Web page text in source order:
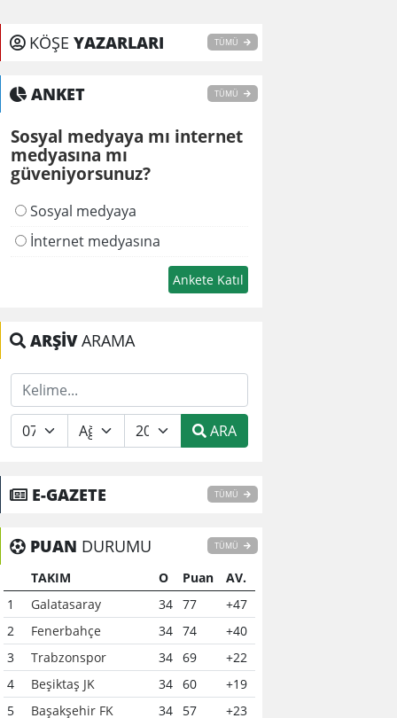
KÖŞE YAZARLARI TÜMÜ
ANKET TÜMÜ
Sosyal medyaya mı internet
medyasına mı
güveniyorsunuz?
Sosyal medyaya
İnternet medyasına
ARŞİVARAMA
ARA
E-GAZETE TÜMÜ
PUAN DURUMU TÜMÜ
TAKIM O Puan
AV.
1
Galatasaray 34 77
+47
2
Fenerbahçe 34 74
+40
3
Trabzonspor 34 69
+22
4
Beşiktaş JK 34 60
+19
5
Başakşehir FK 34 57
+23